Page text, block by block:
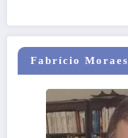
Fabrício Moraes